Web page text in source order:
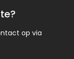
op via